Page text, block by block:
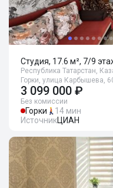
Студия, 17.6 м², 7/9
Республика Татарстан,
Горки, улица Карбышева,
3 099 000 ₽
Без комиссии
Горки
14 мин
ИсточникЦИАН